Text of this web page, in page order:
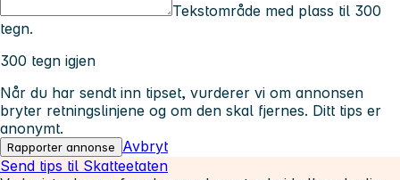
Tekstområde med plass til 300
tegn.
300 tegn igjen
Når du har sendt inn tipset, vurderer vi om annonsen
bryter retningslinjene og om den skal fjernes. Ditt tips er
anonymt.
Rapporter annonse
Avbryt
Send tips til Skatteetaten